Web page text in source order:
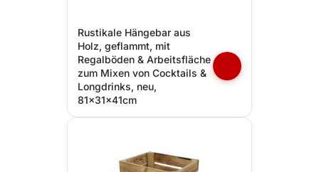
Rustikale Hängebar aus
Holz, geflammt, mit
Regalböden & Arbeitsfläche
zum Mixen von Cocktails &
Longdrinks, neu,
81x31x41cm